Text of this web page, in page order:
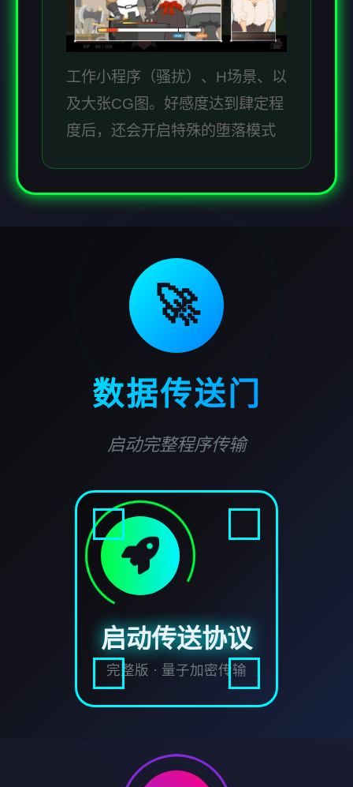
工作小程序（骚扰）、H场景、以
及大张CG图。好感度达到肆定程
度后，还会开启特殊的堕落模式
🚀
数据传送门
启动完整程序传输
启动传送协议
完整版 · 量子加密传输